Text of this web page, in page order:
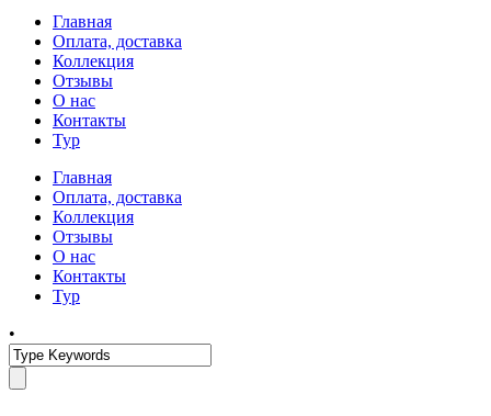
Главная
Оплата, доставка
Коллекция
Отзывы
О нас
Контакты
Тур
Главная
Оплата, доставка
Коллекция
Отзывы
О нас
Контакты
Тур
•